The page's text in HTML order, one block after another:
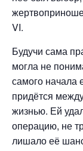
VI.
Будучи сама
могла не
самого начала
придётся
жизнью. Ей
операцию, не
лишало её